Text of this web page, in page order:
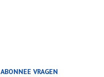
ABONNEE VRAGEN